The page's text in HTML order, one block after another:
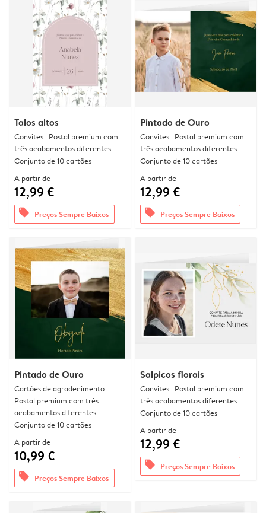
Talos altos
Convites | Postal premium com
três acabamentos diferentes
Conjunto de 10 cartões
A partir de
12,99 €
offers Preços Sempre Baixos
Pintado de Ouro
Convites | Postal premium com
três acabamentos diferentes
Conjunto de 10 cartões
A partir de
12,99 €
offers Preços Sempre Baixos
Pintado de Ouro
Cartões de agradecimento |
Postal premium com três
acabamentos diferentes
Conjunto de 10 cartões
A partir de
10,99 €
offers Preços Sempre Baixos
Salpicos florais
Convites | Postal premium com
três acabamentos diferentes
Conjunto de 10 cartões
A partir de
12,99 €
offers Preços Sempre Baixos